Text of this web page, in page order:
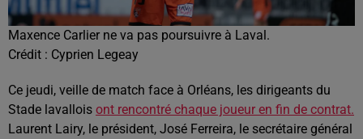
Maxence Carlier ne va pas poursuivre à Laval.
Crédit : Cyprien Legeay
Ce jeudi, veille de match face à Orléans, les dirigeants du
Stade lavallois ont rencontré chaque joueur en fin de contrat.
Laurent Lairy, le président, José Ferreira, le secrétaire général